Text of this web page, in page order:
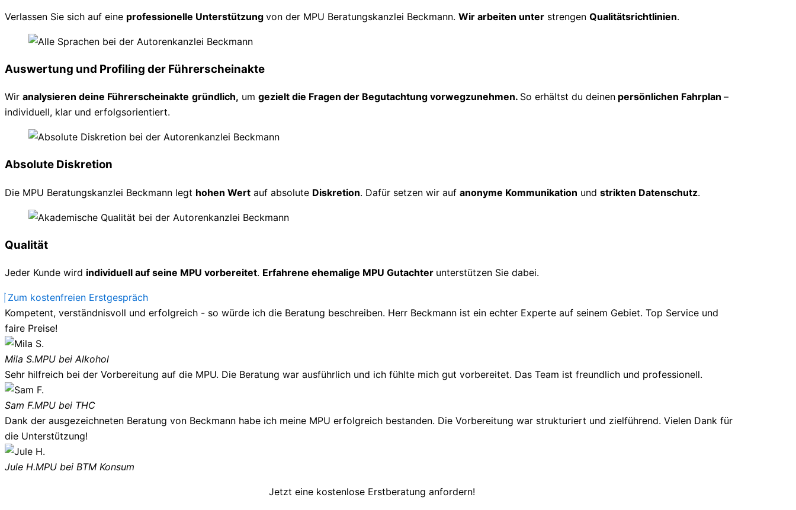
Verlassen Sie sich auf eine professionelle Unterstützung von der MPU Beratungskanzlei Beckmann. Wir arbeiten unter strengen Qualitätsrichtlinien.
Auswertung und Profiling der Führerscheinakte
Wir analysieren deine Führerscheinakte gründlich, um gezielt die Fragen der Begutachtung vorwegzunehmen. So erhältst du deinen persönlichen Fahrplan –
individuell, klar und erfolgsorientiert.
Absolute Diskretion
Die MPU Beratungskanzlei Beckmann legt hohen Wert auf absolute Diskretion. Dafür setzen wir auf anonyme Kommunikation und strikten Datenschutz.
Qualität
Jeder Kunde wird individuell auf seine MPU vorbereitet. Erfahrene ehemalige MPU Gutachter unterstützen Sie dabei.
Zum kostenfreien Erstgespräch
Kompetent, verständnisvoll und erfolgreich - so würde ich die Beratung beschreiben. Herr Beckmann ist ein echter Experte auf seinem Gebiet. Top Service und
faire Preise!
Mila S.MPU bei Alkohol
Sehr hilfreich bei der Vorbereitung auf die MPU. Die Beratung war ausführlich und ich fühlte mich gut vorbereitet. Das Team ist freundlich und professionell.
Sam F.MPU bei THC
Dank der ausgezeichneten Beratung von Beckmann habe ich meine MPU erfolgreich bestanden. Die Vorbereitung war strukturiert und zielführend. Vielen Dank für
die Unterstützung!
Jule H.MPU bei BTM Konsum
Jetzt eine kostenlose Erstberatung anfordern!